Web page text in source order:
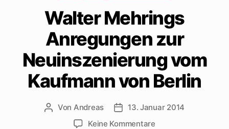
Walter Mehrings
Anregungen zur
Neuinszenierung vom
Kaufmann von Berlin
Beitragsautor
Von Andreas Beitragsdatum
13. Januar 2014
Keine Kommentarezu